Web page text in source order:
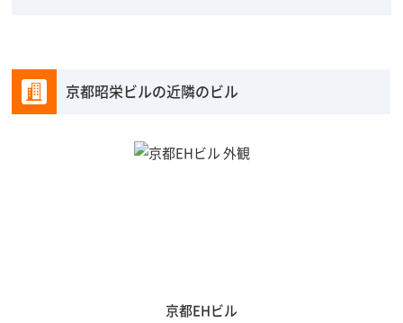
京都昭栄ビルの近隣のビル
京都EHビル